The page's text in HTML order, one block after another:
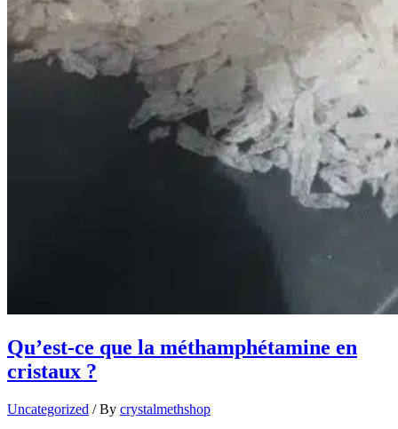
Qu’est-ce que la méthamphétamine en
cristaux ?
Uncategorized / By crystalmethshop